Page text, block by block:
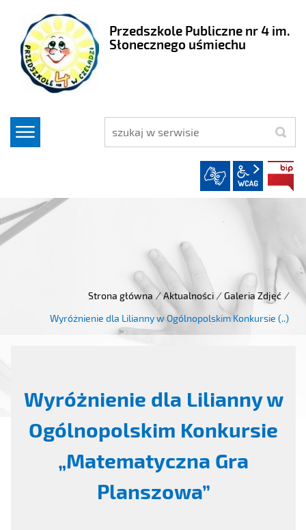
Przedszkole Publiczne nr 4 im.
Słonecznego uśmiechu
szukaj
wcag2.1
Strona główna / Aktualności / Galeria Zdjęć /
Wyróżnienie dla Lilianny w Ogólnopolskim Konkursie (..)
Wyróżnienie dla Lilianny w
Ogólnopolskim Konkursie
„Matematyczna Gra
Planszowa”